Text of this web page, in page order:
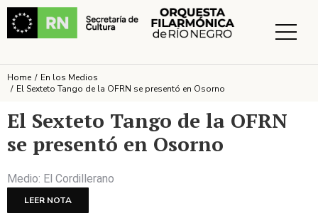
You are here:
Home
En los Medios
El Sexteto Tango de la OFRN se presentó en Osorno
El Sexteto Tango de la OFRN
se presentó en Osorno
Medio: El Cordillerano
LEER NOTA